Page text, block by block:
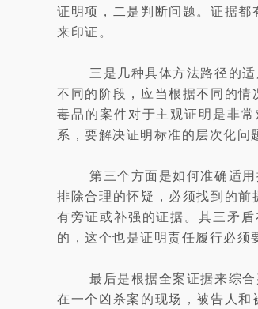
证明项，二是判断问题。证据
来印证。
三是几种具体方法路径的
不同的阶段，应当根据不同的
毒品的案件对于主观证明是非
系，要解决证明标准的层次化问
第三个方面是如何准确适
排除合理的怀疑，必须找到的
有旁证或补强的证据。其三矛
的，这个也是证明责任履行必须
最后是根据全案证据来综
在一个凶杀案的现场，被告人